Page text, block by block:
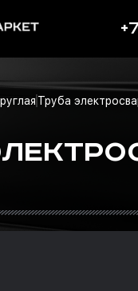
Труба